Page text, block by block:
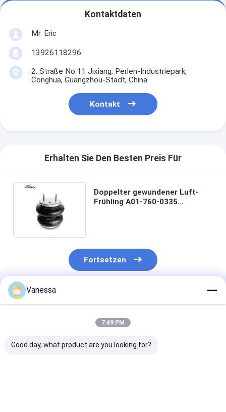
Kontaktdaten
Mr. Eric
13926118296
2. Straße No.11 Jixiang, Perlen-Industriepark,
Conghua, Guangzhou-Stadt, China
Kontakt
Erhalten Sie Den Besten Preis Für
Doppelter gewundener Luft-
Frühling A01-760-0335
Fortsetzen
Empfohlene Produkte
Vanessa
7:49 PM
Good day, what product are you looking for?